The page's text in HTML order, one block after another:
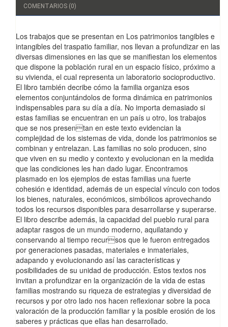
COMENTARIOS (0)
Los trabajos que se presentan en Los patrimonios tangibles e
intangibles del traspatio familiar, nos llevan a profundizar en las
diversas dimensiones en las que se manifiestan los elementos
que dispone la población rural en un espacio físico, próximo a
su vivienda, el cual representa un laboratorio socioproductivo.
El libro también decribe cómo la familia organiza esos
elementos conjuntándolos de forma dinámica en patrimonios
indispensables para su día a día. No importa demasiado si
estas familias se encuentran en un país u otro, los trabajos
que se nos presentan en este texto evidencian la
complejidad de los sistemas de vida, donde los patrimonios se
combinan y entrelazan. Las familias no solo producen, sino
que viven en su medio y contexto y evolucionan en la medida
que las condiciones les han dado lugar. Encontramos
plasmado en los ejemplos de estas familias una fuerte
cohesión e identidad, además de un especial vínculo con todos
los bienes, naturales, económicos, simbólicos aprovechando
todos los recursos disponibles para desarrollarse y superarse.
El libro describe además, la capacidad del pueblo rural para
adaptar rasgos de un mundo moderno, aquilatando y
conservando al tiempo recursos que le fueron entregados
por generaciones pasadas, materiales e inmateriales,
adapando y evolucionando así las características y
posibilidades de su unidad de producción. Estos textos nos
invitan a profundizar en la organización de la vida de estas
familias mostrando su riqueza de estrategias y diversidad de
recursos y por otro lado nos hacen reflexionar sobre la poca
valoración de la producción familiar y la posible erosión de los
saberes y prácticas que ellas han desarrollado.